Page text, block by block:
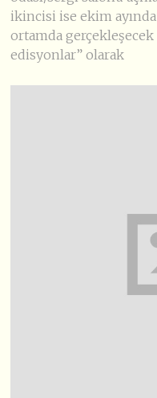
ikincisi ise ekim
ortamda gerçekleşecek
edisyonlar” olarak